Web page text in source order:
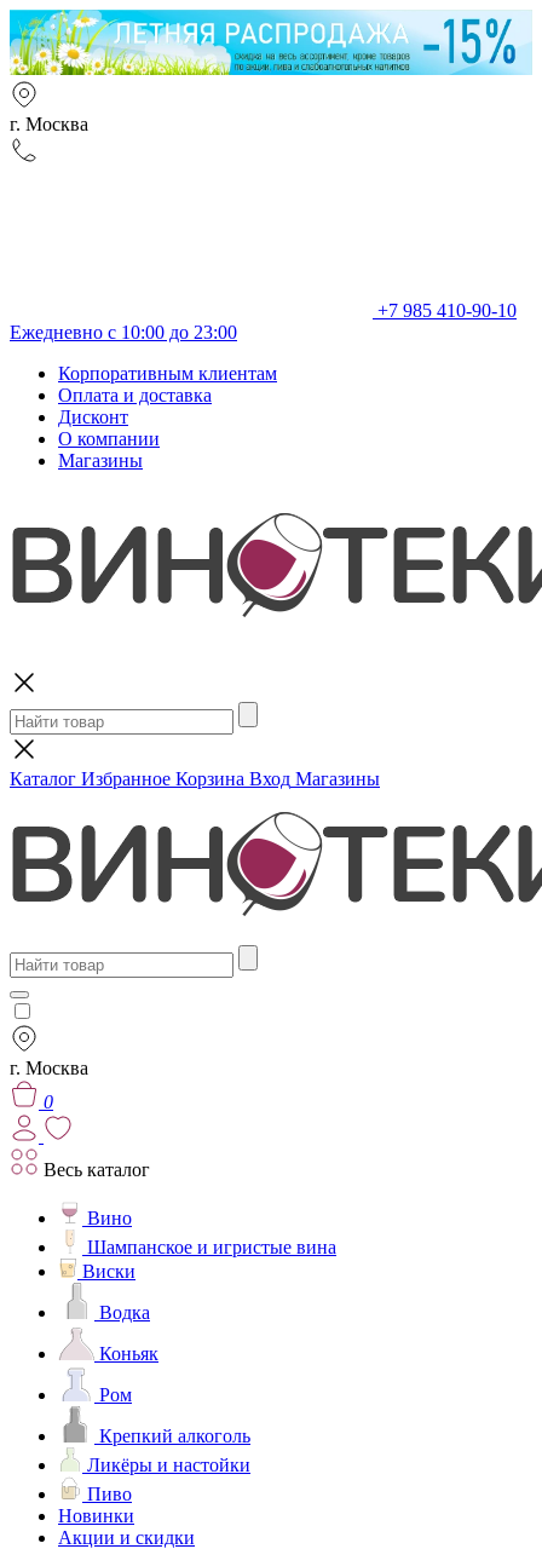
г. Москва
+7 985 410-90-10
Ежедневно с 10:00 до 23:00
Корпоративным клиентам
Оплата и доставка
Дисконт
О компании
Магазины
Каталог Избранное Корзина Вход Магазины
г. Москва
0
Весь каталог
Вино
Шампанское и игристые вина
Виски
Водка
Коньяк
Ром
Крепкий алкоголь
Ликёры и настойки
Пиво
Новинки
Акции и скидки